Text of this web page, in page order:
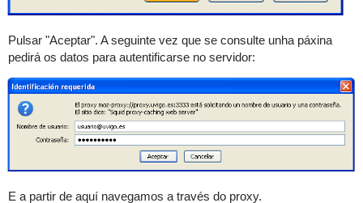
Pulsar "Aceptar". A seguinte vez que se consulte unha páxina
pedirá os datos para autentificarse no servidor:
E a partir de aquí navegamos a través do proxy.